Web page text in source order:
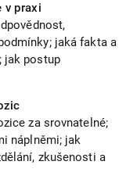
v praxi
jaká fakta a
jak postup
za srovnatelné;
náplněmi; jak
zkušenosti a